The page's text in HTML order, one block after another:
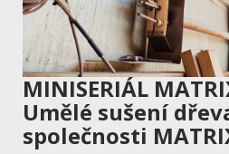
MINISERIÁL
Umělé sušení
společnosti